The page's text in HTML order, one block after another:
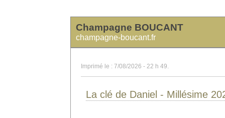
Champagne BOUCANT
champagne-boucant.fr
Imprimé le : 7/08/2026 - 22 h 49.
La clé de Daniel - Millésime